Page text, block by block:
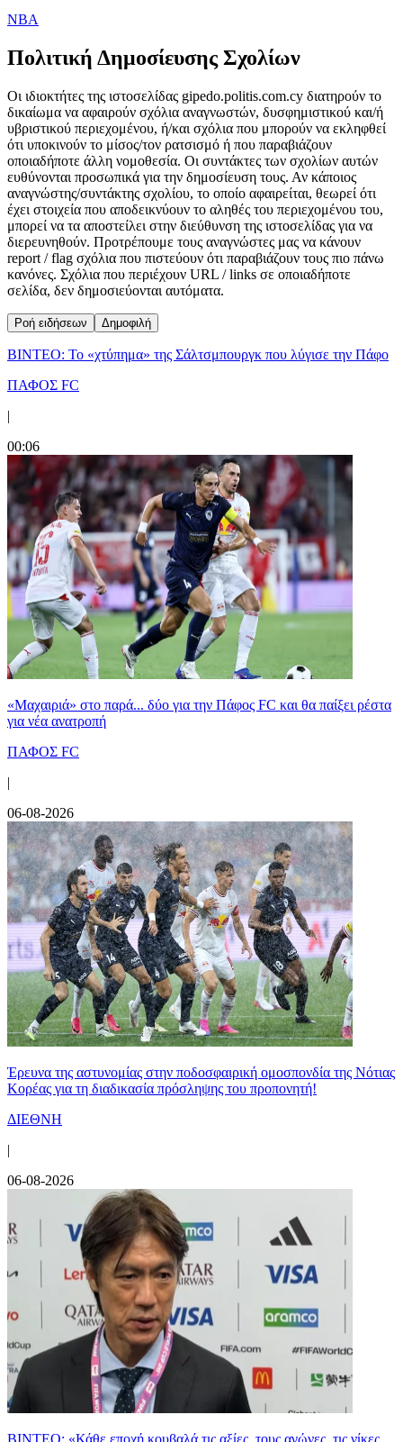
NBA
Πολιτική Δημοσίευσης Σχολίων
Οι ιδιοκτήτες της ιστοσελίδας gipedo.politis.com.cy διατηρούν το
δικαίωμα να αφαιρούν σχόλια αναγνωστών, δυσφημιστικού και/ή
υβριστικού περιεχομένου, ή/και σχόλια που μπορούν να εκληφθεί
ότι υποκινούν το μίσος/τον ρατσισμό ή που παραβιάζουν
οποιαδήποτε άλλη νομοθεσία. Οι συντάκτες των σχολίων αυτών
ευθύνονται προσωπικά για την δημοσίευση τους. Αν κάποιος
αναγνώστης/συντάκτης σχολίου, το οποίο αφαιρείται, θεωρεί ότι
έχει στοιχεία που αποδεικνύουν το αληθές του περιεχομένου του,
μπορεί να τα αποστείλει στην διεύθυνση της ιστοσελίδας για να
διερευνηθούν. Προτρέπουμε τους αναγνώστες μας να κάνουν
report / flag σχόλια που πιστεύουν ότι παραβιάζουν τους πιο πάνω
κανόνες. Σχόλια που περιέχουν URL / links σε οποιαδήποτε
σελίδα, δεν δημοσιεύονται αυτόματα.
Ροή ειδήσεων Δημοφιλή
ΒΙΝΤΕΟ: Το «χτύπημα» της Σάλτσμπουργκ που λύγισε την Πάφο
ΠΑΦΟΣ FC
|
00:06
«Μαχαιριά» στο παρά... δύο για την Πάφος FC και θα παίξει ρέστα
για νέα ανατροπή
ΠΑΦΟΣ FC
|
06-08-2026
Έρευνα της αστυνομίας στην ποδοσφαιρική ομοσπονδία της Νότιας
Κορέας για τη διαδικασία πρόσληψης του προπονητή!
ΔΙΕΘΝΗ
|
06-08-2026
ΒΙΝΤΕΟ: «Κάθε εποχή κουβαλά τις αξίες, τους αγώνες, τις νίκες